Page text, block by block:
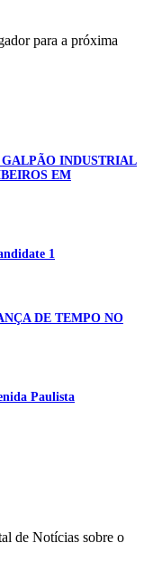
para a próxima
INDUSTRIAL
EM
1
DE TEMPO NO
Paulista
de Notícias sobre o